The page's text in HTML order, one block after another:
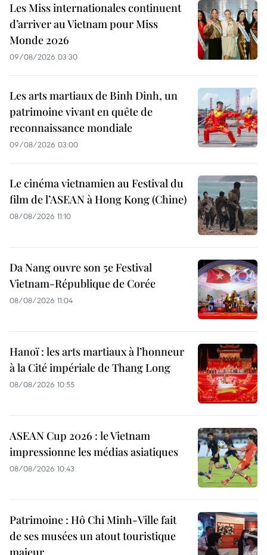
Les Miss internationales continuent
d’arriver au Vietnam pour Miss
Monde 2026
09/08/2026 03:30
Les arts martiaux de Binh Dinh, un
patrimoine vivant en quête de
reconnaissance mondiale
09/08/2026 03:00
Le cinéma vietnamien au Festival du
film de l’ASEAN à Hong Kong (Chine)
08/08/2026 11:10
Da Nang ouvre son 5e Festival
Vietnam-République de Corée
08/08/2026 11:04
Hanoï : les arts martiaux à l’honneur
à la Cité impériale de Thang Long
08/08/2026 10:55
ASEAN Cup 2026 : le Vietnam
impressionne les médias asiatiques
08/08/2026 10:43
Patrimoine : Hô Chi Minh-Ville fait
de ses musées un atout touristique